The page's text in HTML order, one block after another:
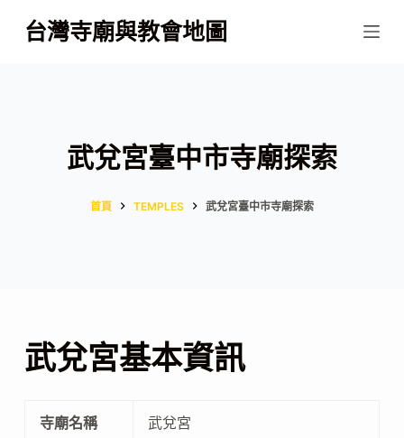
跳
至
台灣寺廟與教會地圖
武兌宮臺中市寺廟探索
首頁 TEMPLES 武兌宮臺中市寺廟探索
武兌宮基本資訊
寺廟名稱 武兌宮